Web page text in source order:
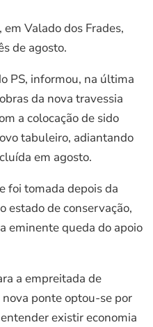
Valado dos Frades,
de agosto.
PS, informou, na última
da nova travessia
a colocação de sido
tabuleiro, adiantando
em agosto.
foi tomada depois da
estado de conservação,
eminente queda do apoio
a empreitada de
ponte optou-se por
existir economia